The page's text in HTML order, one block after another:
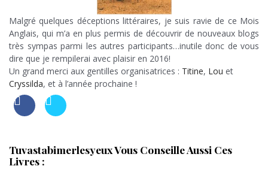
Malgré quelques déceptions littéraires, je suis ravie de ce Mois
Anglais, qui m’a en plus permis de découvrir de nouveaux blogs
très sympas parmi les autres participants…inutile donc de vous
dire que je rempilerai avec plaisir en 2016!
Un grand merci aux gentilles organisatrices : Titine, Lou et
Cryssilda, et à l’année prochaine !
Tuvastabimerlesyeux Vous Conseille Aussi Ces
Livres :